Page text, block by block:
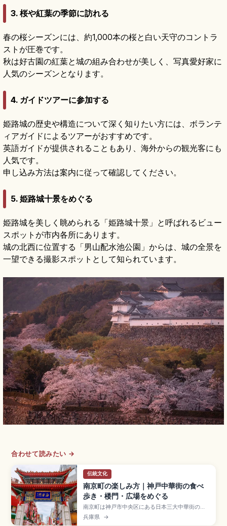
3. 桜や紅葉の季節に訪れる
春の桜シーズンには、約1,000本の桜と白い天守のコントラ
ストが圧巻です。
秋は好古園の紅葉と城の組み合わせが美しく、写真愛好家に
人気のシーズンとなります。
4. ガイドツアーに参加する
姫路城の歴史や構造について深く知りたい方には、ボランテ
ィアガイドによるツアーがおすすめです。
英語ガイドが提供されることもあり、海外からの観光客にも
人気です。
申し込み方法は案内に従って確認してください。
5. 姫路城十景をめぐる
姫路城を美しく眺められる「姫路城十景」と呼ばれるビュー
スポットが市内各所にあります。
城の北西に位置する「男山配水池公園」からは、城の全景を
一望できる撮影スポットとして知られています。
合わせて読みたい →
伝統文化
南京町の楽しみ方｜神戸中華街の食べ
歩き・楼門・広場をめぐる
南京町は神戸市中央区にある日本三大中華街のひ
とつで、東西約200m・南北約110mのコンパクト
な中華街。100店舗以上の飲食店が並び、豚ま
兵庫県 →